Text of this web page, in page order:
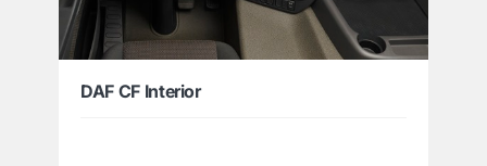
DAF CF Interior